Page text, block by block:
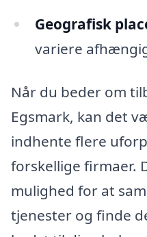
Geografisk
variere
Når du beder om
Egsmark, kan det
indhente flere
forskellige firmaer.
mulighed for at
tjenester og finde